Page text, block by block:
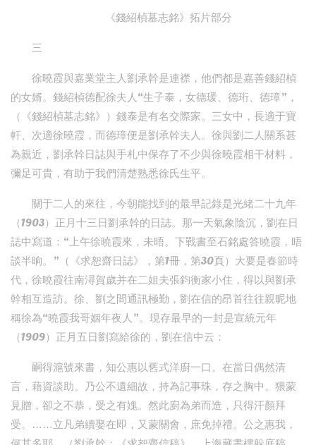
《錢紹楨墓志銘》拓片部分
三
徐曉霞與嘉業堂主人劉承幹是連襟，他們都是嘉善錢紹楨
的女婿。錢紹楨德配徐夫人“生子泰，女德瑗、德珩、德璋”，
（《錢紹楨墓志銘》）錢泰是有名交際家。三女中，長適于寶
軒、次適徐曉霞，而德璋便是劉承幹夫人。徐與劉二人關系甚
為親近，劉承幹日誌與手札中保存了不少與徐曉霞相干材料，
彌足可貴，有助于我們清楚熟悉徐氏生平。
關于二人的來往，今朝能找到的最早記錄是光緒二十九年
（1903）正月十三日劉承幹的日誌。那一天氣象陰沉，劉在日
誌中寫道：“上午徐曉霞來，未晤。下戰書至石銘處答曉霞，晤
談半晌。”（《求恕齋日誌》，第1冊，第30頁）大要是春節時
代，徐曉霞往南潯賀歲并在二姐夫張鈞衡家小住，得以與劉承
幹相互造訪。徐、劉之間通訊極勤，劉在信的昂首往往親昵地
稱徐為“曉霞我哥姻年夜人”。現存最早的一封是宣統元年
（1909）正月五日劉寫給徐的，劉在信中云：
嗣得滬號來書，知公惠以舊式洋廚一口。在當日偶然清
言，藉資談助。乃公不遺細故，持為記事珠，存之胸中。猥蒙
見贈，卻之不恭，受之有媿。然此廚為弟而造，只得汗顏拜
受。……立凡弟續娶在即，又蒙關會，庶免掉禮。公之惠我，